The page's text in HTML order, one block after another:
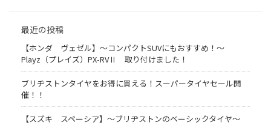
最近の投稿
【ホンダ ヴェゼル】～コンパクトSUVにもおすすめ！～
Playz（プレイズ）PX-RVⅡ 取り付けました！
ブリヂストンタイヤをお得に買える！スーパータイヤセール開
催！！
【スズキ スペーシア】～ブリヂストンのベーシックタイヤ～